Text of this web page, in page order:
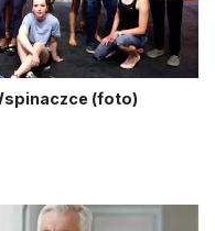
(foto)